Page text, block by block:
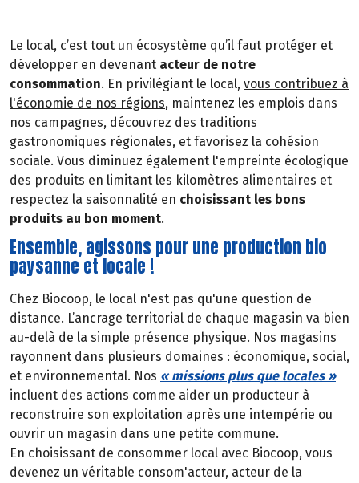
Le local, c’est tout un écosystème qu’il faut protéger et
développer en devenant acteur de notre
consommation. En privilégiant le local, vous contribuez à
l'économie de nos régions, maintenez les emplois dans
nos campagnes, découvrez des traditions
gastronomiques régionales, et favorisez la cohésion
sociale. Vous diminuez également l'empreinte écologique
des produits en limitant les kilomètres alimentaires et
respectez la saisonnalité en choisissant les bons
produits au bon moment.
Ensemble, agissons pour une production bio
paysanne et locale !
Chez Biocoop, le local n'est pas qu'une question de
distance. L’ancrage territorial de chaque magasin va bien
au-delà de la simple présence physique. Nos magasins
rayonnent dans plusieurs domaines : économique, social,
et environnemental. Nos « missions plus que locales »
incluent des actions comme aider un producteur à
reconstruire son exploitation après une intempérie ou
ouvrir un magasin dans une petite commune.
En choisissant de consommer local avec Biocoop, vous
devenez un véritable consom'acteur, acteur de la